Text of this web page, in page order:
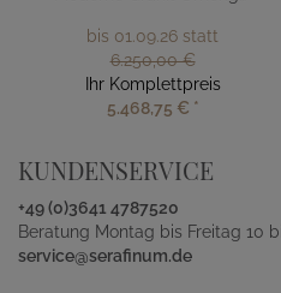
bis 01.09.26 statt
6.250,00 €
Ihr Komplettpreis
5.468,75 € *
KUNDENSERVICE
+49 (0)3641 4787520
Beratung Montag bis Freitag 10
service@serafinum.de